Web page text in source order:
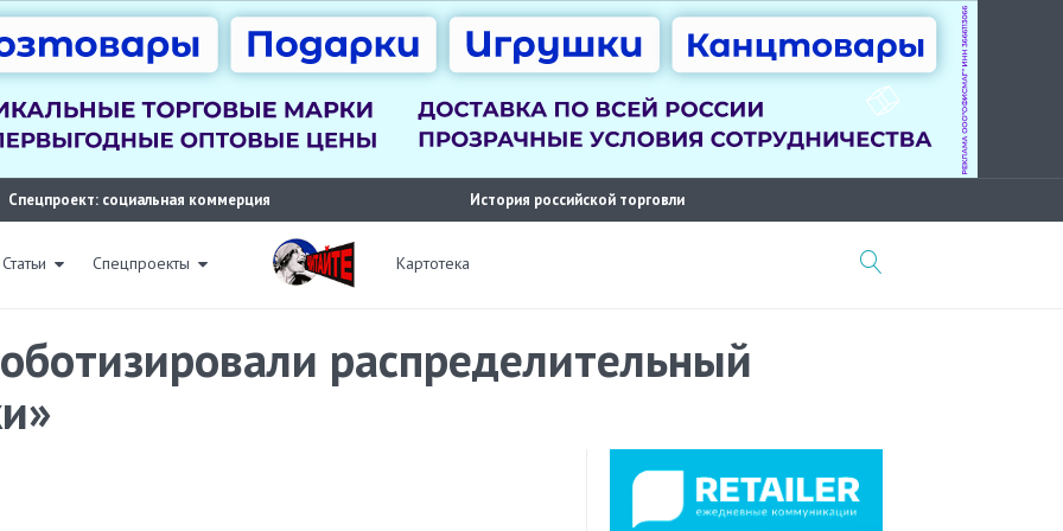
Спецпроект: социальная коммерция История российской торговли
Статьи Спецпроекты Картотека
распределительный